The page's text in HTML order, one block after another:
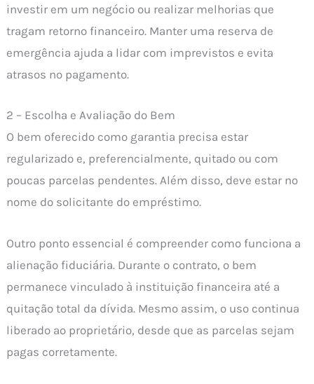
investir em um negócio ou realizar melhorias que
tragam retorno financeiro. Manter uma reserva de
emergência ajuda a lidar com imprevistos e evita
atrasos no pagamento.
2 – Escolha e Avaliação do Bem
O bem oferecido como garantia precisa estar
regularizado e, preferencialmente, quitado ou com
poucas parcelas pendentes. Além disso, deve estar no
nome do solicitante do empréstimo.
Outro ponto essencial é compreender como funciona a
alienação fiduciária. Durante o contrato, o bem
permanece vinculado à instituição financeira até a
quitação total da dívida. Mesmo assim, o uso continua
liberado ao proprietário, desde que as parcelas sejam
pagas corretamente.